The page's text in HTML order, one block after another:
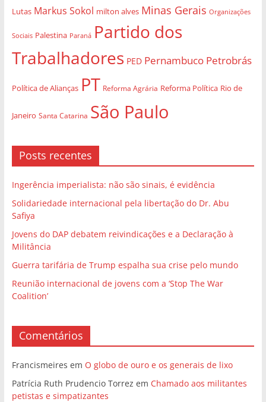
Lutas Markus Sokol milton alves Minas Gerais Organizações
Sociais Palestina Paraná Partido dos
Trabalhadores PED Pernambuco Petrobrás
Política de Alianças PT Reforma Agrária Reforma Política Rio de
Janeiro Santa Catarina São Paulo
Posts recentes
Ingerência imperialista: não são sinais, é evidência
Solidariedade internacional pela libertação do Dr. Abu
Safiya
Jovens do DAP debatem reivindicações e a Declaração à
Militância
Guerra tarifária de Trump espalha sua crise pelo mundo
Reunião internacional de jovens com a ‘Stop The War
Coalition’
Comentários
Francismeires em O globo de ouro e os generais de lixo
Patrícia Ruth Prudencio Torrez em Chamado aos militantes
petistas e simpatizantes